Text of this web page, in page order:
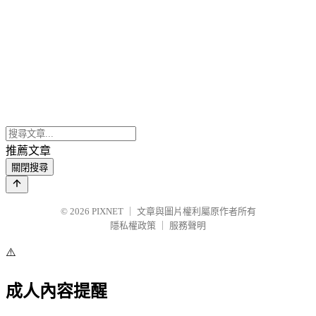
推薦文章
關閉搜尋
© 2026 PIXNET
文章與圖片權利屬原作者所有
隱私權政策
服務聲明
⚠️
成人內容提醒